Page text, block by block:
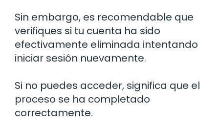
Sin embargo, es recomendable que
verifiques si tu cuenta ha sido
efectivamente eliminada intentando
iniciar sesión nuevamente.
Si no puedes acceder, significa que el
proceso se ha completado
correctamente.